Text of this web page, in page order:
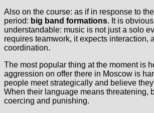
Also on the course: as if in response to
period: big band formations. It is
understandable: music is not just a solo
requires teamwork, it expects interaction,
coordination.
The most popular thing at the moment is
aggression on offer there in Moscow is
people meet strategically and believe
When their language means threatening,
coercing and punishing.